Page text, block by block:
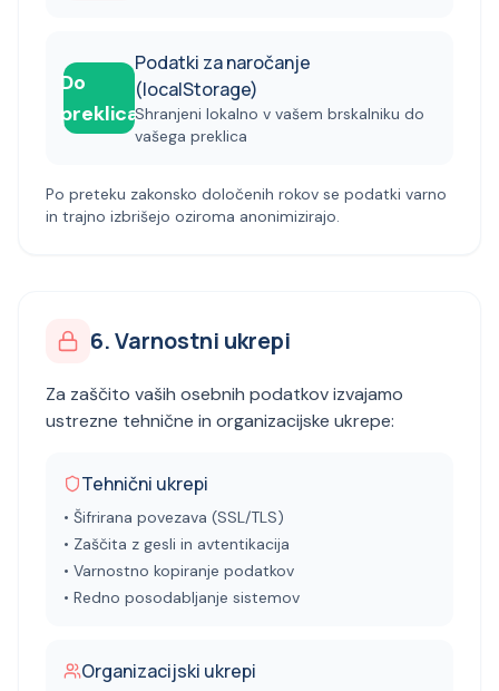
Do
preklica
Podatki za naročanje
(localStorage)
Shranjeni lokalno v vašem brskalniku do
vašega preklica
Po preteku zakonsko določenih rokov se podatki varno
in trajno izbrišejo oziroma anonimizirajo.
6. Varnostni ukrepi
Za zaščito vaših osebnih podatkov izvajamo
ustrezne tehnične in organizacijske ukrepe:
Tehnični ukrepi
• Šifrirana povezava (SSL/TLS)
• Zaščita z gesli in avtentikacija
• Varnostno kopiranje podatkov
• Redno posodabljanje sistemov
Organizacijski ukrepi